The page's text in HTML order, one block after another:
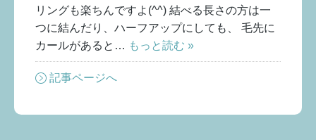
リングも楽ちんですよ(^^) 結べる長さの方は一
つに結んだり、ハーフアップにしても、 毛先に
カールがあると… もっと読む »
記事ページへ